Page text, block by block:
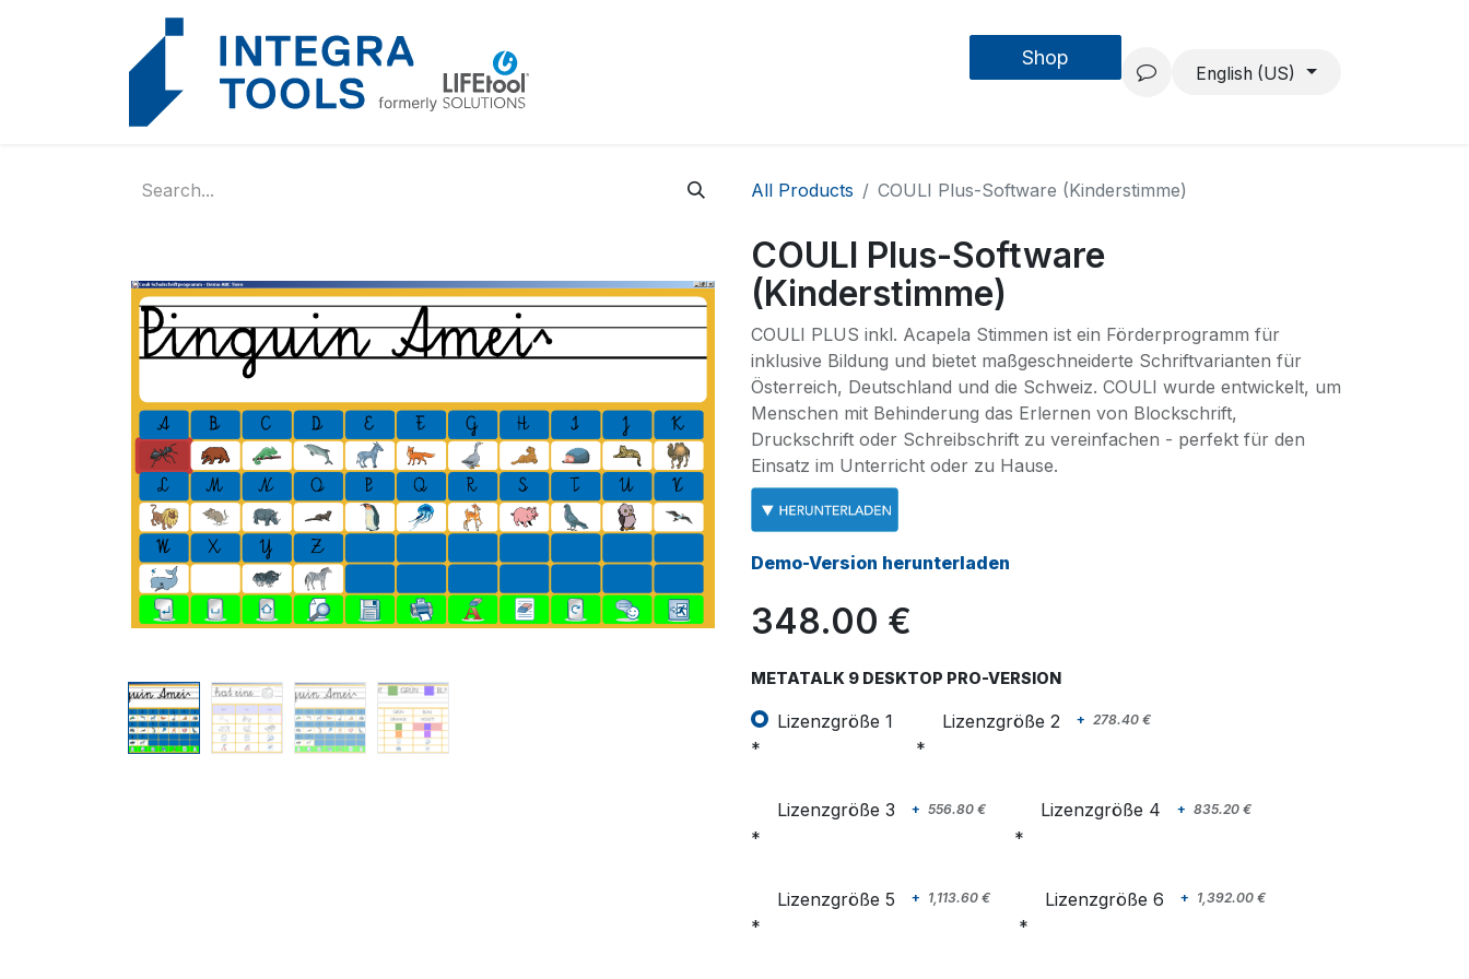
Forschung & Entwicklung Projekte
Shop
English (US)
All Products COULI Plus-Software (Kinderstimme)
COULI Plus-Software
(Kinderstimme)
COULI PLUS inkl. Acapela Stimmen ist ein Förderprogramm für
inklusive Bildung und bietet maßgeschneiderte Schriftvarianten für
Österreich, Deutschland und die Schweiz. COULI wurde entwickelt, um
Menschen mit Behinderung das Erlernen von Blockschrift,
Druckschrift oder Schreibschrift zu vereinfachen - perfekt für den
Einsatz im Unterricht oder zu Hause.
Demo-Version herunterladen
348.00 €
METATALK 9 DESKTOP PRO-VERSION
Lizenzgröße 1 Lizenzgröße 2 + 278.40 €
Lizenzgröße 3 + 556.80 € Lizenzgröße 4 + 835.20€
Lizenzgröße 5 + 1,113.60 € Lizenzgröße 6 + 1,392.00€
Cookies management panel